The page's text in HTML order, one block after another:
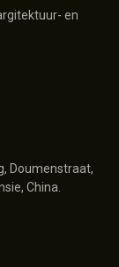
en
Doumenstraat,
China.